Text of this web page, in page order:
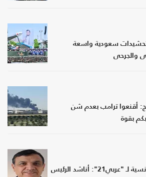
تحشيدات سعودية واسعة
والجرحى
أقنعوا ترامب بعدم شن
بقوة
قيادي بالنهضة التونسية لـ "عربي21": أناشد الرئيس